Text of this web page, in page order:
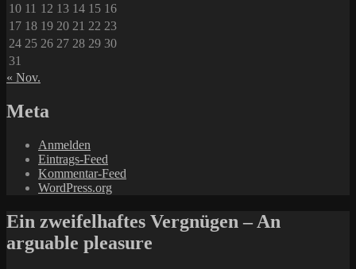
10 11 12 13 14 15 16
17 18 19 20 21 22 23
24 25 26 27 28 29 30
31
« Nov.
Meta
Anmelden
Eintrags-Feed
Kommentar-Feed
WordPress.org
Ein zweifelhaftes Vergnügen – An
arguable pleasure